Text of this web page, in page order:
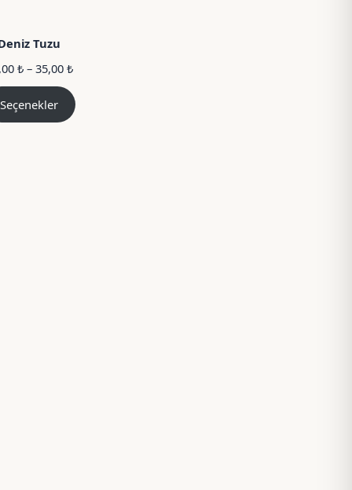
Tuzu
₺ – 35,00 ₺Fiyat
15,00 ₺
–
Seçenekler